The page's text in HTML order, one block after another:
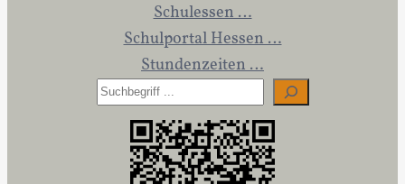
Schulessen …
Schulportal Hessen …
Stundenzeiten …
S
u